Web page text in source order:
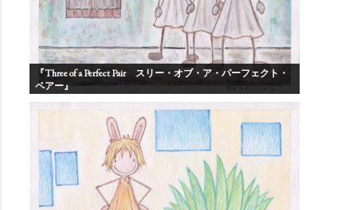
『Three of a Perfect Pair スリー・オブ・ア・パーフェクト・
ペアー』